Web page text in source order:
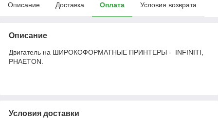
Описание Доставка Оплата Условия возврата
Описание
Двигатель на ШИРОКОФОРМАТНЫЕ ПРИНТЕРЫ - INFINITI,
PHAETON.
Условия доставки